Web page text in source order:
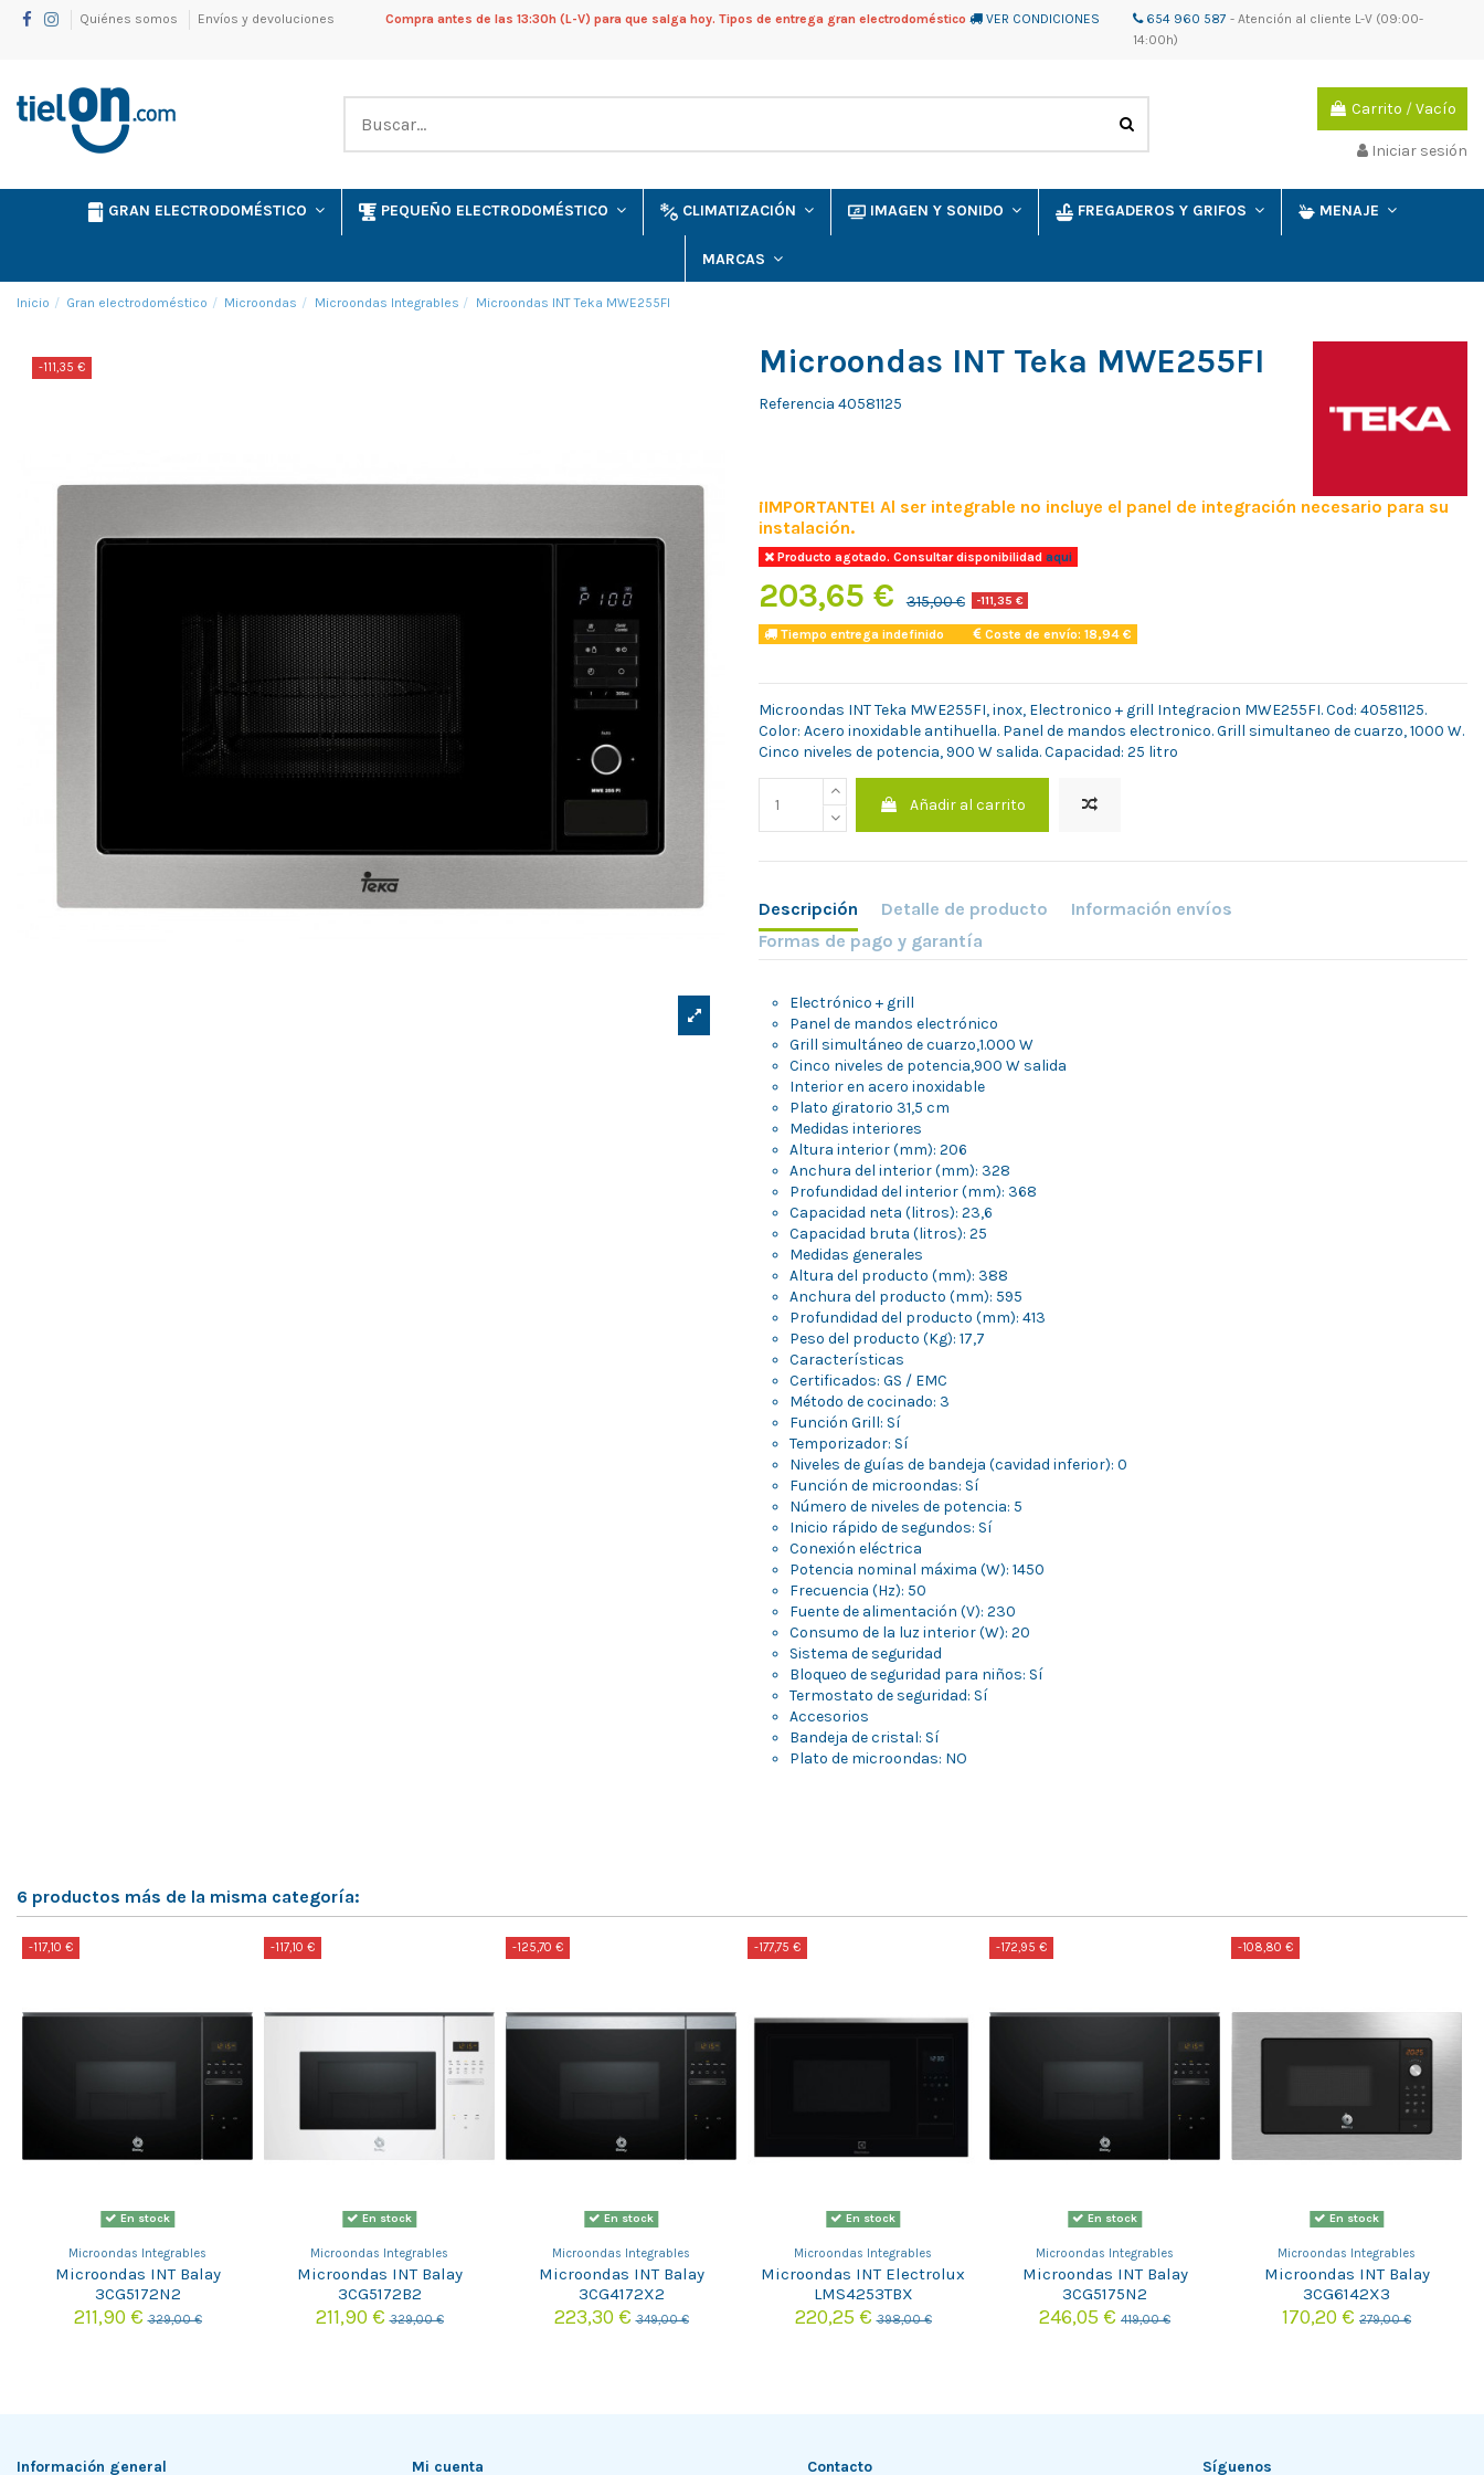
Quiénes somos Envíos y devoluciones Compra antes de las 13:30h (L-V) para que salga hoy. Tipos de entrega gran electrodoméstico VER CONDICIONES 654 960 587 - Atención al cliente L-V (09:00-
14:00h)
Carrito /Vacío
Iniciar sesión
GRAN ELECTRODOMÉSTICO PEQUEÑO ELECTRODOMÉSTICO CLIMATIZACIÓN IMAGEN Y SONIDO FREGADEROS Y GRIFOS MENAJE
MARCAS
Inicio Gran electrodoméstico Microondas Microondas Integrables Microondas INT Teka MWE255FI
-111,35 € Microondas INT Teka MWE255FI
Referencia 40581125
¡IMPORTANTE! Al ser integrable no incluye el panel de integración necesario para su
instalación.
Producto agotado. Consultar disponibilidadaqui
203,65 € 315,00 € -111,35 €
Tiempo entrega indefinido Coste de envío: 18,94 €
Microondas INT Teka MWE255FI, inox, Electronico + grill Integracion MWE255FI. Cod: 40581125.
Color: Acero inoxidable antihuella. Panel de mandos electronico. Grill simultaneo de cuarzo, 1000 W.
Cinco niveles de potencia, 900 W salida. Capacidad: 25 litro
Añadir al carrito
Descripción Detalle de producto
Información envíos
Formas de pago y garantía
Electrónico + grill
Panel de mandos electrónico
Grill simultáneo de cuarzo,1.000 W
Cinco niveles de potencia,900 W salida
Interior en acero inoxidable
Plato giratorio 31,5 cm
Medidas interiores
Altura interior (mm): 206
Anchura del interior (mm): 328
Profundidad del interior (mm): 368
Capacidad neta (litros): 23,6
Capacidad bruta (litros): 25
Medidas generales
Altura del producto (mm): 388
Anchura del producto (mm): 595
Profundidad del producto (mm): 413
Peso del producto (Kg): 17,7
Características
Certificados: GS / EMC
Método de cocinado: 3
Función Grill: Sí
Temporizador: Sí
Niveles de guías de bandeja (cavidad inferior): 0
Función de microondas: Sí
Número de niveles de potencia: 5
Inicio rápido de segundos: Sí
Conexión eléctrica
Potencia nominal máxima (W): 1450
Frecuencia (Hz): 50
Fuente de alimentación (V): 230
Consumo de la luz interior (W): 20
Sistema de seguridad
Bloqueo de seguridad para niños: Sí
Termostato de seguridad: Sí
Accesorios
Bandeja de cristal: Sí
Plato de microondas: NO
6 productos más de la misma categoría:
-117,10 €
En stock
Microondas Integrables
Microondas INT Balay
3CG5172N2
211,90 €329,00 €
-117,10 €
En stock
Microondas Integrables
Microondas INT Balay
3CG5172B2
211,90 €329,00 €
-125,70 €
En stock
Microondas Integrables
Microondas INT Balay
3CG4172X2
223,30 €349,00 €
-177,75 €
En stock
Microondas Integrables
Microondas INT Electrolux
LMS4253TBX
220,25 €398,00 €
-172,95 €
En stock
Microondas Integrables
Microondas INT Balay
3CG5175N2
246,05 € 419,00 €
-108,80 €
En stock
Microondas Integrables
Microondas INT Balay
3CG6142X3
170,20 € 279,00 €
Información general Mi cuenta Contacto Síguenos